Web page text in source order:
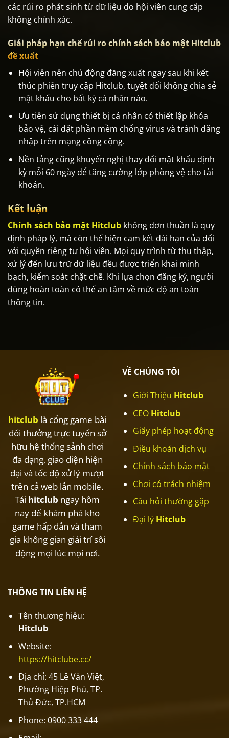
các rủi ro phát sinh từ dữ liệu do hội viên cung cấp
không chính xác.
Giải pháp hạn chế rủi ro chính sách bảo mật Hitclub
đề xuất
Hội viên nên chủ động đăng xuất ngay sau khi kết
thúc phiên truy cập Hitclub, tuyệt đối không chia sẻ
mật khẩu cho bất kỳ cá nhân nào.
Ưu tiên sử dụng thiết bị cá nhân có thiết lập khóa
bảo vệ, cài đặt phần mềm chống virus và tránh đăng
nhập trên mạng công cộng.
Nền tảng cũng khuyến nghị thay đổi mật khẩu định
kỳ mỗi 60 ngày để tăng cường lớp phòng vệ cho tài
khoản.
Kết luận
Chính sách bảo mật Hitclub không đơn thuần là quy
định pháp lý, mà còn thể hiện cam kết dài hạn của đối
với quyền riêng tư hội viên. Mọi quy trình từ thu thập,
xử lý đến lưu trữ dữ liệu đều được triển khai minh
bạch, kiểm soát chặt chẽ. Khi lựa chọn đăng ký, người
dùng hoàn toàn có thể an tâm về mức độ an toàn
thông tin.
hitclub là cổng game bài
đổi thưởng trực tuyến sở
hữu hệ thống sảnh chơi
đa dạng, giao diện hiện
đại và tốc độ xử lý mượt
trên cả web lẫn mobile.
Tải hitclub ngay hôm
nay để khám phá kho
game hấp dẫn và tham
gia không gian giải trí sôi
động mọi lúc mọi nơi.
VỀ CHÚNG TÔI
Giới Thiệu Hitclub
CEO Hitclub
Giấy phép hoạt động
Điều khoản dịch vụ
Chính sách bảo mật
Chơi có trách nhiệm
Câu hỏi thường gặp
Đại lý Hitclub
THÔNG TIN LIÊN HỆ
Tên thương hiệu:
Hitclub
Website:
https://hitclube.cc/
Địa chỉ: 45 Lê Văn Việt,
Phường Hiệp Phú, TP.
Thủ Đức, TP.HCM
Phone: 0900 333 444